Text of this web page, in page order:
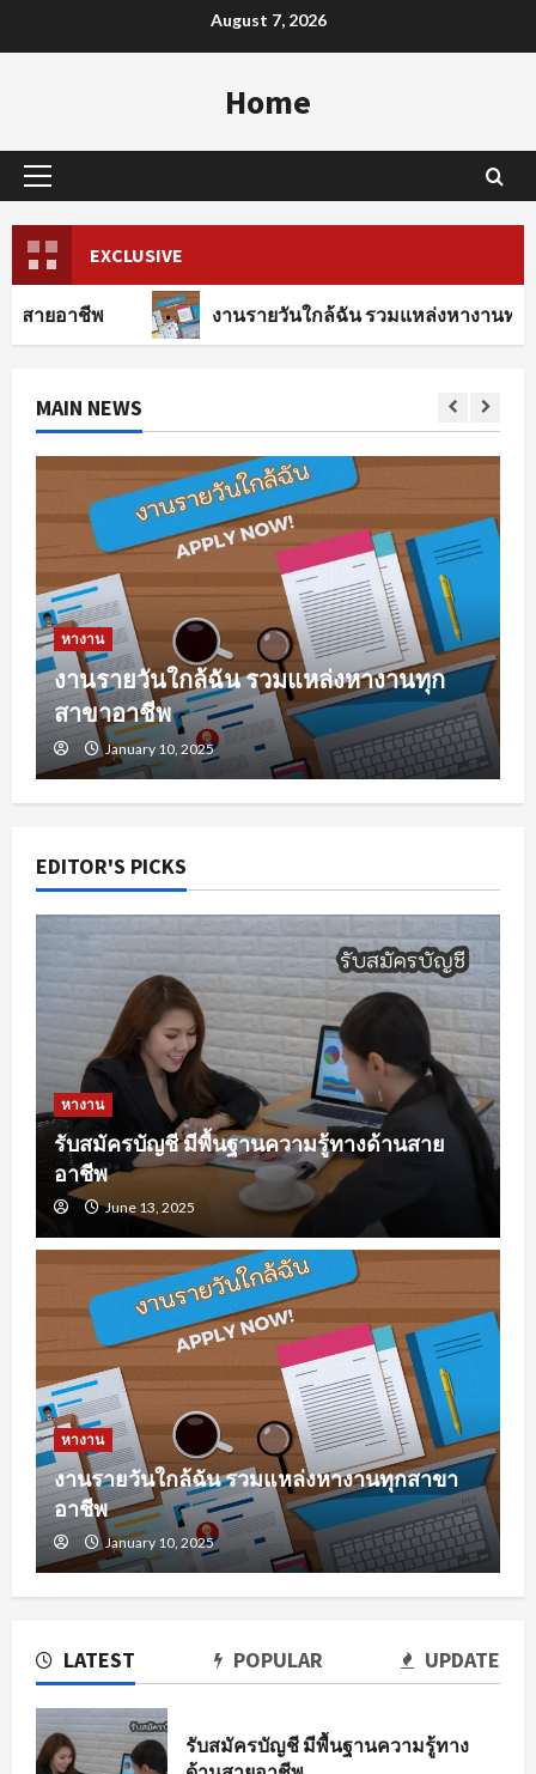
to
August 7, 2026
Home
Primary
EXCLUSIVE
งานรายวันใกล้ฉัน รวมแหล่งหางานทุกสาขาอาชีพ
MAIN NEWS
หางาน
งานรายวันใกล้ฉัน รวมแหล่งหางานทุก
สาขาอาชีพ
January 10, 2025
LATEST POPULAR UPDATE
รับสมัครบัญชี มีพื้นฐานความรู้ทาง
EDITOR'S PICKS
หางาน
รับสมัครบัญชี มีพื้นฐานความรู้ทางด้านสาย
อาชีพ
June 13, 2025
หางาน
งานรายวันใกล้ฉัน รวมแหล่งหางานทุกสาขา
อาชีพ
January 10, 2025